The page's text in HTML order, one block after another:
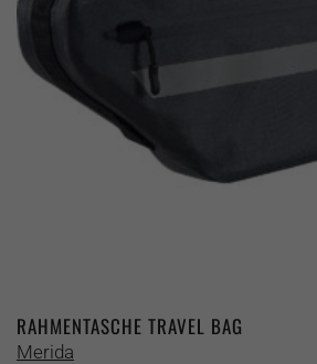
RAHMENTASCHE TRAVEL BAG
Merida